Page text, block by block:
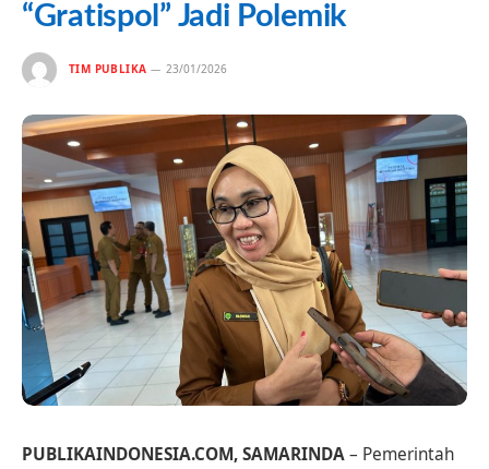
“Gratispol” Jadi Polemik
TIM PUBLIKA 23/01/2026
PUBLIKAINDONESIA.COM, SAMARINDA– Pemerintah